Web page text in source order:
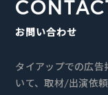
お問い合わせ
タイアップでの広告
いて、取材/出演依